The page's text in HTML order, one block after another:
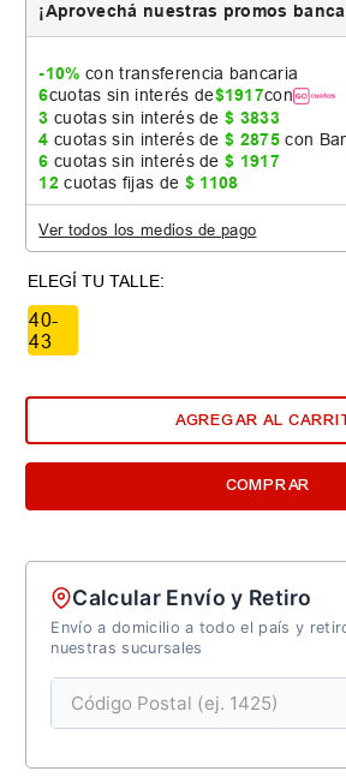
¡Aprovechá nuestras promos
-10% con transferencia bancaria
6cuotas sin interés de$1917con
3 cuotas sin interés de$ 3833
4 cuotas sin interés de$ 2875 con
6 cuotas sin interés de$ 1917
12 cuotas fijas de $ 1108
Ver todos los medios de pago
40-
43
AGREGAR AL
COMPRAR
Calcular Envío y Retiro
Envío a domicilio a todo el país y
nuestras sucursales